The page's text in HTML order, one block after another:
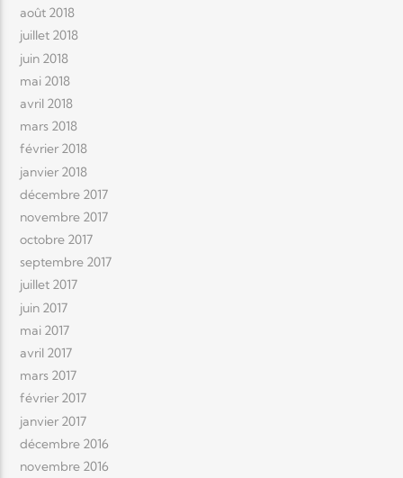
août 2018
juillet 2018
juin 2018
mai 2018
avril 2018
mars 2018
février 2018
janvier 2018
décembre 2017
novembre 2017
octobre 2017
septembre 2017
juillet 2017
juin 2017
mai 2017
avril 2017
mars 2017
février 2017
janvier 2017
décembre 2016
novembre 2016